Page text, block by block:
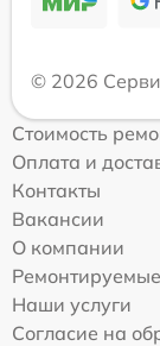
© 2026
Стоимость
Оплата и
Контакты
Вакансии
О компании
Наши услуги
Согласие на